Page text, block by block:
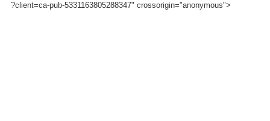
?client=ca-pub-5331163805288347" crossorigin="anonymous">